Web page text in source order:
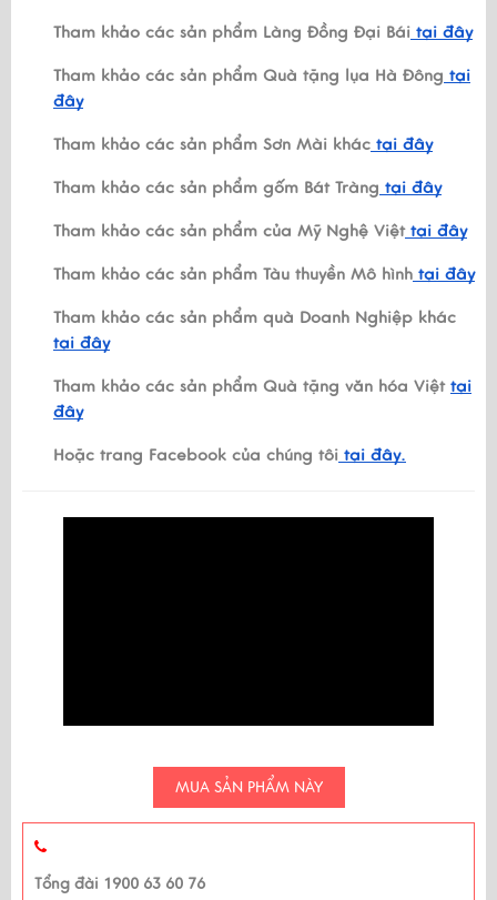
Tham khảo các sản phẩm Làng Đồng Đại Bái tại đây
Tham khảo các sản phẩm Quà tặng lụa Hà Đông tại
đây
Tham khảo các sản phẩm Sơn Mài khác tại đây
Tham khảo các sản phẩm gốm Bát Tràng tại đây
Tham khảo các sản phẩm của Mỹ Nghệ Việttại đây
Tham khảo các sản phẩm Tàu thuyền Mô hình tại đây
Tham khảo các sản phẩm quà Doanh Nghiệp khác
tại đây
Tham khảo các sản phẩm Quà tặng văn hóa Việt tại
đây
Hoặc trang Facebook của chúng tôi tại đây.
MUA SẢN PHẨM NÀY
Tổng đài 1900 63 60 76